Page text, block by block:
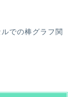
での棒グラフ関